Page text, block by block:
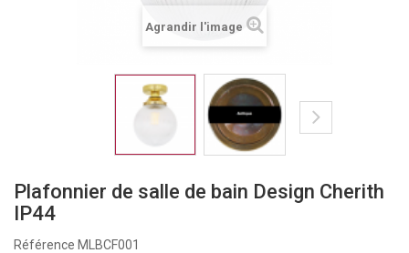
Agrandir l'image
Plafonnier de salle de bain Design Cherith
IP44
Référence MLBCF001